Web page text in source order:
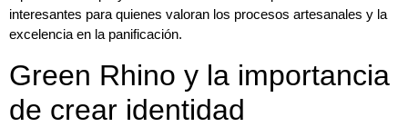
interesantes para quienes valoran los procesos artesanales y la
excelencia en la panificación.
Green Rhino y la importancia
de crear identidad